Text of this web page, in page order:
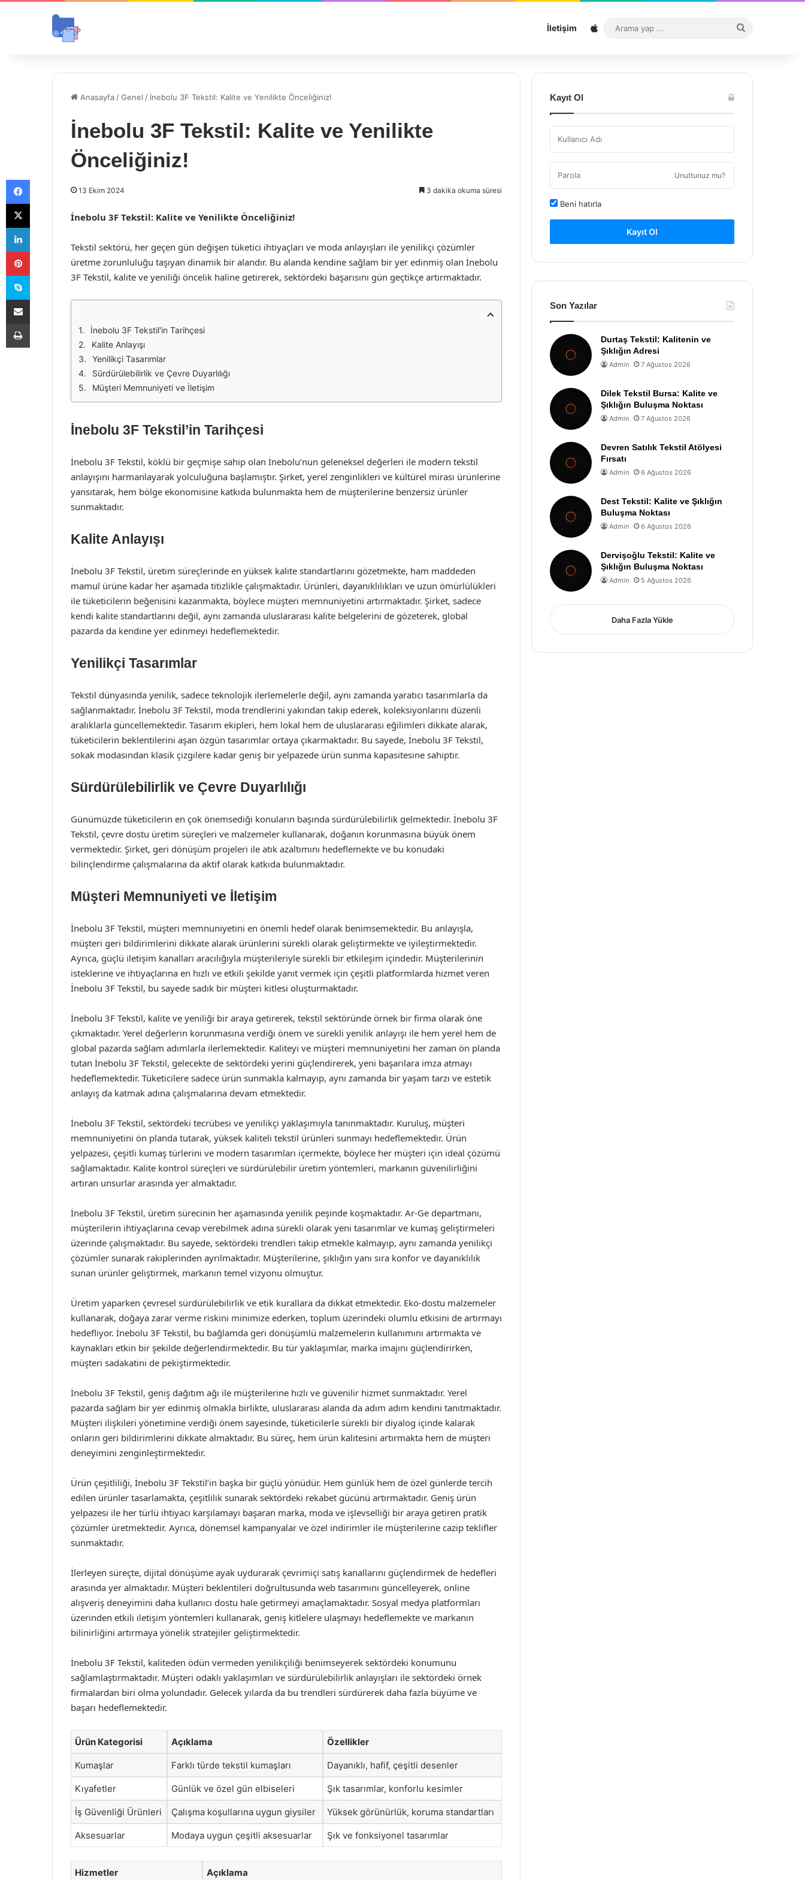
İletişim Sitemap
...
Anasayfa /Genel / İnebolu 3F Tekstil: Kalite ve Yenilikte Önceliğiniz!
İnebolu 3F Tekstil: Kalite ve Yenilikte
Önceliğiniz!
13 Ekim 2024 3 dakika okuma süresi
İnebolu 3F Tekstil: Kalite ve Yenilikte Önceliğiniz!
Tekstil sektörü, her geçen gün değişen tüketici ihtiyaçları ve moda anlayışları ile yenilikçi çözümler
üretme zorunluluğu taşıyan dinamik bir alandır. Bu alanda kendine sağlam bir yer edinmiş olan İnebolu
3F Tekstil, kalite ve yeniliği öncelik haline getirerek, sektördeki başarısını gün geçtikçe artırmaktadır.
İnebolu 3F Tekstil'in Tarihçesi
Kalite Anlayışı
Yenilikçi Tasarımlar
Sürdürülebilirlik ve Çevre Duyarlılığı
Müşteri Memnuniyeti ve İletişim
İnebolu 3F Tekstil’in Tarihçesi
İnebolu 3F Tekstil, köklü bir geçmişe sahip olan İnebolu’nun geleneksel değerleri ile modern tekstil
anlayışını harmanlayarak yolculuğuna başlamıştır. Şirket, yerel zenginlikleri ve kültürel mirası ürünlerine
yansıtarak, hem bölge ekonomisine katkıda bulunmakta hem de müşterilerine benzersiz ürünler
sunmaktadır.
Kalite Anlayışı
İnebolu 3F Tekstil, üretim süreçlerinde en yüksek kalite standartlarını gözetmekte, ham maddeden
mamul ürüne kadar her aşamada titizlikle çalışmaktadır. Ürünleri, dayanıklılıkları ve uzun ömürlülükleri
ile tüketicilerin beğenisini kazanmakta, böylece müşteri memnuniyetini artırmaktadır. Şirket, sadece
kendi kalite standartlarını değil, aynı zamanda uluslararası kalite belgelerini de gözeterek, global
pazarda da kendine yer edinmeyi hedeflemektedir.
Yenilikçi Tasarımlar
Tekstil dünyasında yenilik, sadece teknolojik ilerlemelerle değil, aynı zamanda yaratıcı tasarımlarla da
sağlanmaktadır. İnebolu 3F Tekstil, moda trendlerini yakından takip ederek, koleksiyonlarını düzenli
aralıklarla güncellemektedir. Tasarım ekipleri, hem lokal hem de uluslararası eğilimleri dikkate alarak,
tüketicilerin beklentilerini aşan özgün tasarımlar ortaya çıkarmaktadır. Bu sayede, İnebolu 3F Tekstil,
sokak modasından klasik çizgilere kadar geniş bir yelpazede ürün sunma kapasitesine sahiptir.
Sürdürülebilirlik ve Çevre Duyarlılığı
Günümüzde tüketicilerin en çok önemsediği konuların başında sürdürülebilirlik gelmektedir. İnebolu 3F
Tekstil, çevre dostu üretim süreçleri ve malzemeler kullanarak, doğanın korunmasına büyük önem
vermektedir. Şirket, geri dönüşüm projeleri ile atık azaltımını hedeflemekte ve bu konudaki
bilinçlendirme çalışmalarına da aktif olarak katkıda bulunmaktadır.
Müşteri Memnuniyeti ve İletişim
İnebolu 3F Tekstil, müşteri memnuniyetini en önemli hedef olarak benimsemektedir. Bu anlayışla,
müşteri geri bildirimlerini dikkate alarak ürünlerini sürekli olarak geliştirmekte ve iyileştirmektedir.
Ayrıca, güçlü iletişim kanalları aracılığıyla müşterileriyle sürekli bir etkileşim içindedir. Müşterilerinin
isteklerine ve ihtiyaçlarına en hızlı ve etkili şekilde yanıt vermek için çeşitli platformlarda hizmet veren
İnebolu 3F Tekstil, bu sayede sadık bir müşteri kitlesi oluşturmaktadır.
İnebolu 3F Tekstil, kalite ve yeniliği bir araya getirerek, tekstil sektöründe örnek bir firma olarak öne
çıkmaktadır. Yerel değerlerin korunmasına verdiği önem ve sürekli yenilik anlayışı ile hem yerel hem de
global pazarda sağlam adımlarla ilerlemektedir. Kaliteyi ve müşteri memnuniyetini her zaman ön planda
tutan İnebolu 3F Tekstil, gelecekte de sektördeki yerini güçlendirerek, yeni başarılara imza atmayı
hedeflemektedir. Tüketicilere sadece ürün sunmakla kalmayıp, aynı zamanda bir yaşam tarzı ve estetik
anlayış da katmak adına çalışmalarına devam etmektedir.
İnebolu 3F Tekstil, sektördeki tecrübesi ve yenilikçi yaklaşımıyla tanınmaktadır. Kuruluş, müşteri
memnuniyetini ön planda tutarak, yüksek kaliteli tekstil ürünleri sunmayı hedeflemektedir. Ürün
yelpazesi, çeşitli kumaş türlerini ve modern tasarımları içermekte, böylece her müşteri için ideal çözümü
sağlamaktadır. Kalite kontrol süreçleri ve sürdürülebilir üretim yöntemleri, markanın güvenilirliğini
artıran unsurlar arasında yer almaktadır.
İnebolu 3F Tekstil, üretim sürecinin her aşamasında yenilik peşinde koşmaktadır. Ar-Ge departmanı,
müşterilerin ihtiyaçlarına cevap verebilmek adına sürekli olarak yeni tasarımlar ve kumaş geliştirmeleri
üzerinde çalışmaktadır. Bu sayede, sektördeki trendleri takip etmekle kalmayıp, aynı zamanda yenilikçi
çözümler sunarak rakiplerinden ayrılmaktadır. Müşterilerine, şıklığın yanı sıra konfor ve dayanıklılık
sunan ürünler geliştirmek, markanın temel vizyonu olmuştur.
Üretim yaparken çevresel sürdürülebilirlik ve etik kurallara da dikkat etmektedir. Eko-dostu malzemeler
kullanarak, doğaya zarar verme riskini minimize ederken, toplum üzerindeki olumlu etkisini de artırmayı
hedefliyor. İnebolu 3F Tekstil, bu bağlamda geri dönüşümlü malzemelerin kullanımını artırmakta ve
kaynakları etkin bir şekilde değerlendirmektedir. Bu tür yaklaşımlar, marka imajını güçlendirirken,
müşteri sadakatini de pekiştirmektedir.
İnebolu 3F Tekstil, geniş dağıtım ağı ile müşterilerine hızlı ve güvenilir hizmet sunmaktadır. Yerel
pazarda sağlam bir yer edinmiş olmakla birlikte, uluslararası alanda da adım adım kendini tanıtmaktadır.
Müşteri ilişkileri yönetimine verdiği önem sayesinde, tüketicilerle sürekli bir diyalog içinde kalarak
onların geri bildirimlerini dikkate almaktadır. Bu süreç, hem ürün kalitesini artırmakta hem de müşteri
deneyimini zenginleştirmektedir.
Ürün çeşitliliği, İnebolu 3F Tekstil’in başka bir güçlü yönüdür. Hem günlük hem de özel günlerde tercih
edilen ürünler tasarlamakta, çeşitlilik sunarak sektördeki rekabet gücünü artırmaktadır. Geniş ürün
yelpazesi ile her türlü ihtiyacı karşılamayı başaran marka, moda ve işlevselliği bir araya getiren pratik
çözümler üretmektedir. Ayrıca, dönemsel kampanyalar ve özel indirimler ile müşterilerine cazip teklifler
sunmaktadır.
İlerleyen süreçte, dijital dönüşüme ayak uydurarak çevrimiçi satış kanallarını güçlendirmek de hedefleri
arasında yer almaktadır. Müşteri beklentileri doğrultusunda web tasarımını güncelleyerek, online
alışveriş deneyimini daha kullanıcı dostu hale getirmeyi amaçlamaktadır. Sosyal medya platformları
üzerinden etkili iletişim yöntemleri kullanarak, geniş kitlelere ulaşmayı hedeflemekte ve markanın
bilinirliğini artırmaya yönelik stratejiler geliştirmektedir.
İnebolu 3F Tekstil, kaliteden ödün vermeden yenilikçiliği benimseyerek sektördeki konumunu
sağlamlaştırmaktadır. Müşteri odaklı yaklaşımları ve sürdürülebilirlik anlayışları ile sektördeki örnek
firmalardan biri olma yolundadır. Gelecek yılarda da bu trendleri sürdürerek daha fazla büyüme ve
başarı hedeflemektedir.
Ürün Kategorisi Açıklama Özellikler
Kumaşlar Farklı türde tekstil kumaşları Dayanıklı, hafif, çeşitli desenler
Kıyafetler Günlük ve özel gün elbiseleri Şık tasarımlar, konforlu kesimler
İş Güvenliği Ürünleri Çalışma koşullarına uygun giysiler Yüksek görünürlük, koruma standartları
Aksesuarlar Modaya uygun çeşitli aksesuarlar Şık ve fonksiyonel tasarımlar
Hizmetler Açıklama
Kayıt Ol
Unuttunuz mu?
Beni hatırla
Kayıt Ol
Son Yazılar
Durtaş Tekstil: Kalitenin ve
Şıklığın Adresi
Admin 7 Ağustos 2026
Dilek Tekstil Bursa: Kalite ve
Şıklığın Buluşma Noktası
Admin 7 Ağustos 2026
Devren Satılık Tekstil Atölyesi
Fırsatı
Admin 6 Ağustos 2026
Dest Tekstil: Kalite ve Şıklığın
Buluşma Noktası
Admin 6 Ağustos 2026
Dervişoğlu Tekstil: Kalite ve
Şıklığın Buluşma Noktası
Admin 5 Ağustos 2026
Daha Fazla Yükle
Facebook
X
LinkedIn
Pinterest
Skype
E-Posta ile paylaş